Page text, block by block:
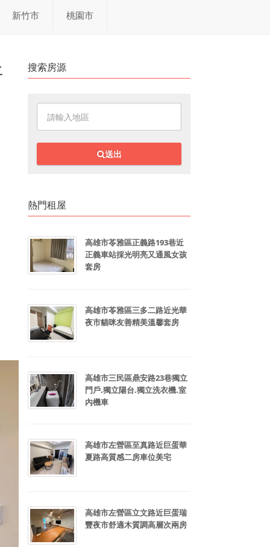
新竹市 桃園市
搜索房源
送出
熱門租屋
高雄市苓雅區正義路193巷近
正義車站採光明亮又通風女孩
套房
高雄市苓雅區三多二路近光華
夜市貓咪友善精美溫馨套房
高雄市三民區鼎安路23巷獨立
門戶.獨立陽台.獨立洗衣機.室
內機車
高雄市左營區至真路近巨蛋華
夏路高質感二房車位美宅
高雄市左營區立文路近巨蛋瑞
豐夜市舒適木質調高層次兩房